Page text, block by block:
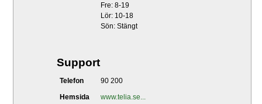
Fre: 8-19
Lör: 10-18
Sön: Stängt
Support
Telefon
90 200
Hemsida
www.telia.se...